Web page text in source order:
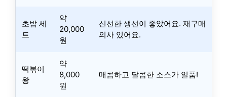
초밥 세
트
약
20,000
원
신선한 생선이 좋았어요. 재구매
의사 있어요.
떡볶이
왕
약
8,000
원
매콤하고 달콤한 소스가 일품!